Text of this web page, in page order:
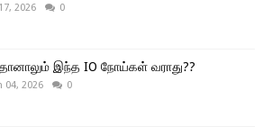
2026 0
இந்த IO நோய்கள் வராது??
04, 2026 0